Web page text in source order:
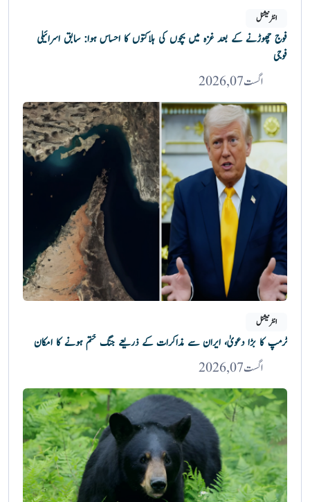
انٹرنیشنل
فوج چھوڑنے کے بعد غزہ میں بچوں کی ہلاکتوں کا احساس ہوا: سابق اسرائیلی
فوجی
اگست 07, 2026
انٹرنیشنل
ٹرمپ کا بڑا دعویٰ، ایران سے مذاکرات کے ذریعے جنگ ختم ہونے کا امکان
اگست 07, 2026